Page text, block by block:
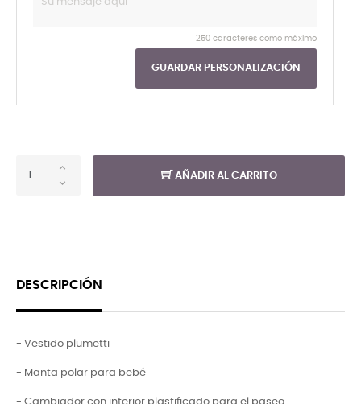
250 caracteres como máximo
GUARDAR PERSONALIZACIÓN
AÑADIR AL CARRITO
DESCRIPCIÓN
- Vestido plumetti
- Manta polar para bebé
- Cambiador con interior plastificado para el paseo